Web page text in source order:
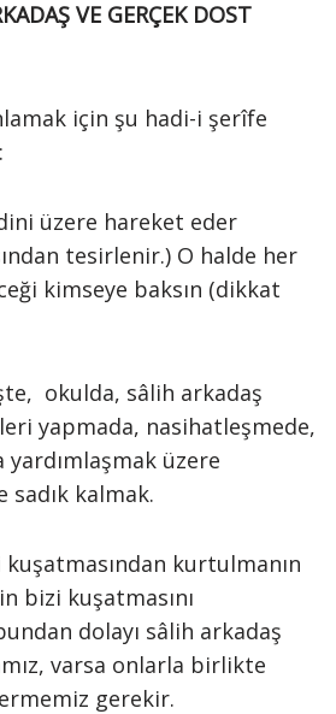
VE GERÇEK DOST
için şu hadi-i şerîfe
üzere hareket eder
tesirlenir.) O halde her
kimseye baksın (dikkat
okulda, sâlih arkadaş
yapmada, nasihatleşmede,
üzere
sadık kalmak.
kurtulmanın
bizi kuşatmasını
dolayı sâlih arkadaş
varsa onlarla birlikte
gerekir.